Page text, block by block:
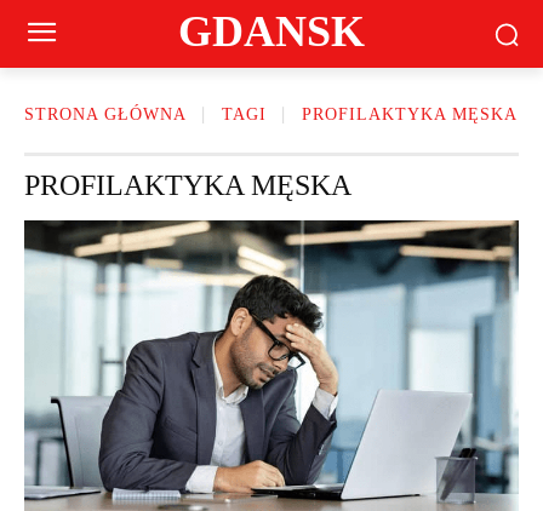
GDANSK
STRONA GŁÓWNA TAGI PROFILAKTYKA MĘSKA
PROFILAKTYKA MĘSKA